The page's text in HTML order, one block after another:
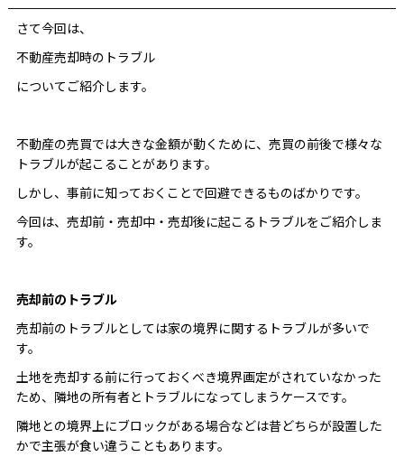
さて今回は、
不動産売却時のトラブル
についてご紹介します。
不動産の売買では大きな金額が動くために、売買の前後で様々な
トラブルが起こることがあります。
しかし、事前に知っておくことで回避できるものばかりです。
今回は、売却前・売却中・売却後に起こるトラブルをご紹介しま
す。
売却前のトラブル
売却前のトラブルとしては家の境界に関するトラブルが多いで
す。
土地を売却する前に行っておくべき境界画定がされていなかった
ため、隣地の所有者とトラブルになってしまうケースです。
隣地との境界上にブロックがある場合などは昔どちらが設置した
かで主張が食い違うこともあります。